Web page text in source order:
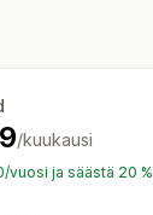
/kuukausi
vuosi ja säästä 20 %